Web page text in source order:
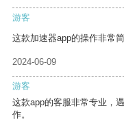
游客
这款加速器app的操作非常
2024-06-09
游客
这款app的客服非常专业，
作。